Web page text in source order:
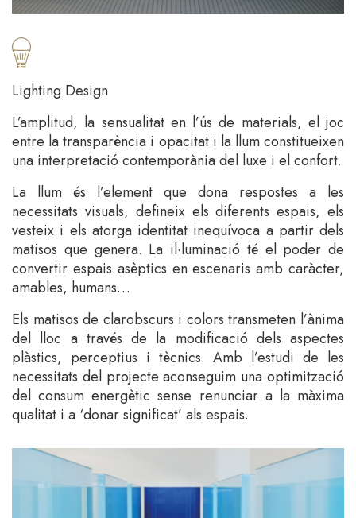
Lighting Design
L’amplitud, la sensualitat en l’ús de materials, el joc
entre la transparència i opacitat i la llum constitueixen
una interpretació contemporània del luxe i el confort.
La llum és l’element que dona respostes a les
necessitats visuals, defineix els diferents espais, els
vesteix i els atorga identitat inequívoca a partir dels
matisos que genera. La il·luminació té el poder de
convertir espais asèptics en escenaris amb caràcter,
amables, humans…
Els matisos de clarobscurs i colors transmeten l’ànima
del lloc a través de la modificació dels aspectes
plàstics, perceptius i tècnics. Amb l’estudi de les
necessitats del projecte aconseguim una optimització
del consum energètic sense renunciar a la màxima
qualitat i a ‘donar significat’ als espais.